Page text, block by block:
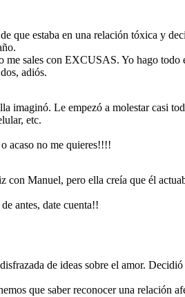
que estaba en una relación tóxica y
sales con EXCUSAS. Yo hago todo
adiós.
Le empezó a molestar casi
etc.
acaso no me quieres!!!!
Manuel, pero ella creía que él
antes, date cuenta!!
de ideas sobre el amor.
que saber reconocer una relación